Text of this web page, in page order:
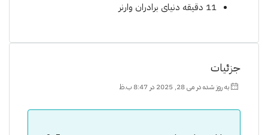
11 دقیقه دنیای برادران وارنر
جزئیات
به روز شده در می 28, 2025 در 8:47 ب.ظ